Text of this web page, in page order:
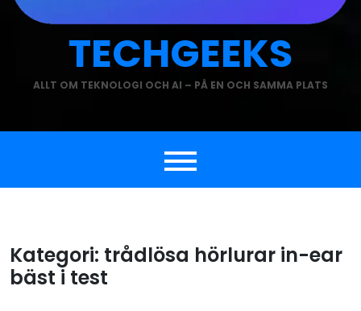
TECHGEEKS
ALLT OM TEKNOLOGI OCH AI – PÅ EN OCH SAMMA PLATS
Kategori: trådlösa hörlurar in-ear
bäst i test